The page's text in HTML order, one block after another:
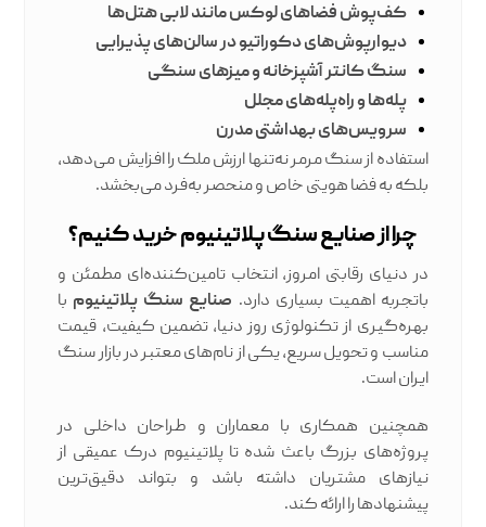
کف‌پوش فضاهای لوکس مانند لابی هتل‌ها
دیوارپوش‌های دکوراتیو در سالن‌های پذیرایی
سنگ کانتر آشپزخانه و میزهای سنگی
پله‌ها و راه‌پله‌های مجلل
سرویس‌های بهداشتی مدرن
استفاده ازسنگ مرمرنه‌تنها ارزش ملک را افزایش می‌دهد،
بلکه به فضا هویتی خاص و منحصر به‌فرد می‌بخشد.
چرا از صنایع سنگ پلاتینیوم خرید کنیم؟
در دنیای رقابتی امروز، انتخاب تامین‌کننده‌ای مطمئن و
با‌تجربه اهمیت بسیاری دارد. صنایع سنگ پلاتینیوم با
بهره‌گیری از تکنولوژی روز دنیا، تضمین کیفیت، قیمت
مناسب و تحویل سریع، یکی از نام‌های معتبر در بازار سنگ
ایران است.
همچنین همکاری با معماران و طراحان داخلی در
پروژه‌های بزرگ باعث شده تا پلاتینیوم درک عمیقی از
نیازهای مشتریان داشته باشد و بتواند دقیق‌ترین
پیشنهادها را ارائه کند.